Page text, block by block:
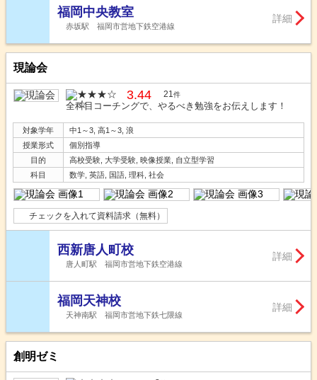
福岡中央教室
赤坂駅 福岡市営地下鉄空港線
詳細
現論会
3.44 21件
全科目コーチングで、やるべき勉強をお伝えします！
対象学年
中1～3, 高1～3, 浪
授業形式
個別指導
目的
高校受験, 大学受験, 映像授業, 自立型学習
科目
数学, 英語, 国語, 理科, 社会
チェックを入れて資料請求（無料）
西新唐人町校
唐人町駅 福岡市営地下鉄空港線
詳細
福岡天神校
天神南駅 福岡市営地下鉄七隈線
詳細
創明ゼミ